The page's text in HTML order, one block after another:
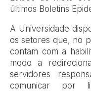
últimos Boletins
A Universidade
os setores que, no
contam com a
modo a
servidores
comunicar por